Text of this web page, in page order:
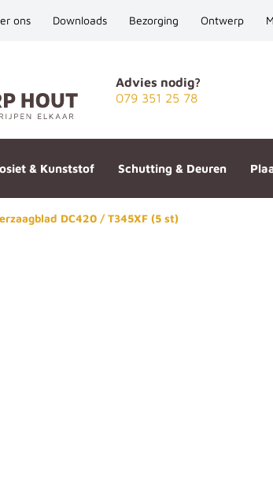
ons Downloads Bezorging Ontwerp
Advies nodig?
079 351 25 78
& Kunststof Schutting & Deuren
DC420 / T345XF (5 st)